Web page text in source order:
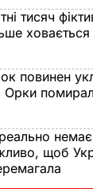
тисяч
ховається
повинен
Орки
немає
щоб